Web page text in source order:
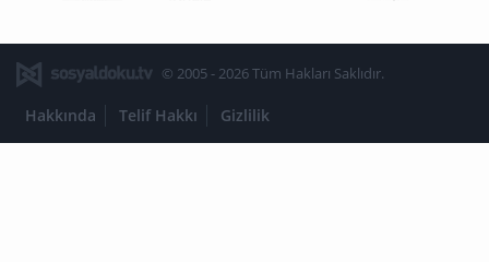
© 2005 - 2026 Tüm Hakları Saklıdır.
Hakkında Telif Hakkı Gizlilik